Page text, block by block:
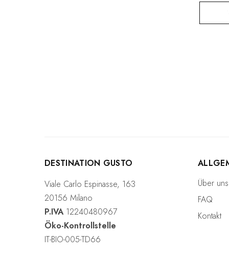
DESTINATION GUSTO
Viale Carlo Espinasse, 163
20156 Milano
P.IVA12240480967
Öko-Kontrollstelle
IT-BIO-005-TD66
Über uns
FAQ
Kontakt